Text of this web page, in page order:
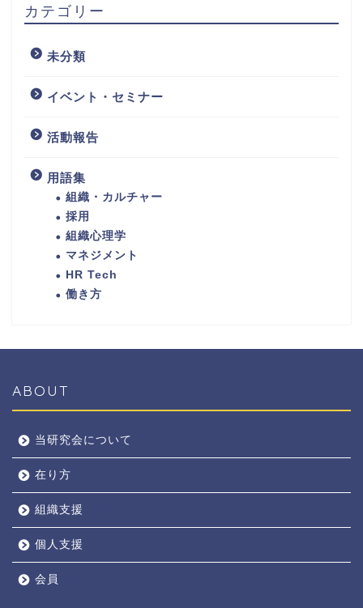
カテゴリー
未分類
イベント・セミナー
活動報告
用語集
組織・カルチャー
採用
組織心理学
マネジメント
HR Tech
働き方
ABOUT
当研究会について
在り方
組織支援
個人支援
会員